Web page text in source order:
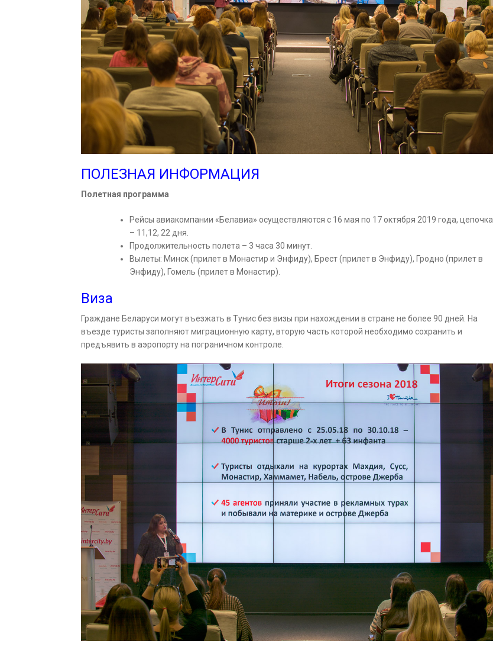
ПОЛЕЗНАЯ ИНФОРМАЦИЯ
Полетная программа
Рейсы авиакомпании «Белавиа» осуществляются с 16 мая по 17 октября 2019 года, цепочка
– 11,12, 22 дня.
Продолжительность полета – 3 часа 30 минут.
Вылеты: Минск (прилет в Монастир и Энфиду), Брест (прилет в Энфиду), Гродно (прилет в
Энфиду), Гомель (прилет в Монастир).
Виза
Граждане Беларуси могут въезжать в Тунис без визы при нахождении в стране не более 90 дней. На
въезде туристы заполняют миграционную карту, вторую часть которой необходимо сохранить и
предъявить в аэропорту на пограничном контроле.